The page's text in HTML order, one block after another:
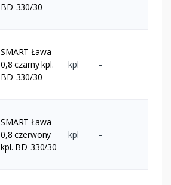
BD-330/30
SMART Ława
0,8 czarny kpl.
BD-330/30
kpl –
SMART Ława
0,8 czerwony
kpl. BD-330/30
kpl –